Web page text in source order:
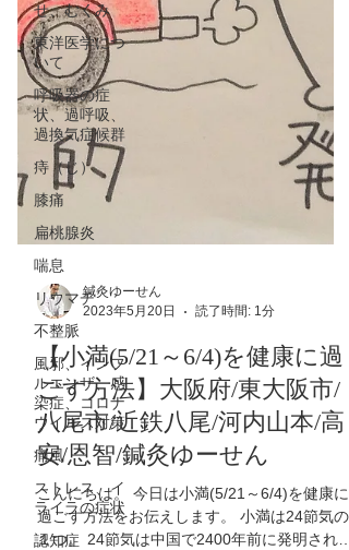
せ、むくみ
東洋医学につ
いて
呼吸器の症
状、過呼吸、
過換気症候群
痔（じ）
膝痛
扁桃腺炎
喘息
リウマチ
不整脈
風邪、インフ
ルエンザ、感
染症、コロナ
ウイルス対策
痛風
ストレス、イ
ライラの症状
認知症
2023年5月20日
読了時間: 1分
【小満(5/21～6/4)を健康に過
ごす方法】大阪府/東大阪市/
八尾市/近鉄八尾/河内山本/高
安/恩智/鍼灸ゆーせん
こんにちは。 今日は小満(5/21～6/4)を健康に